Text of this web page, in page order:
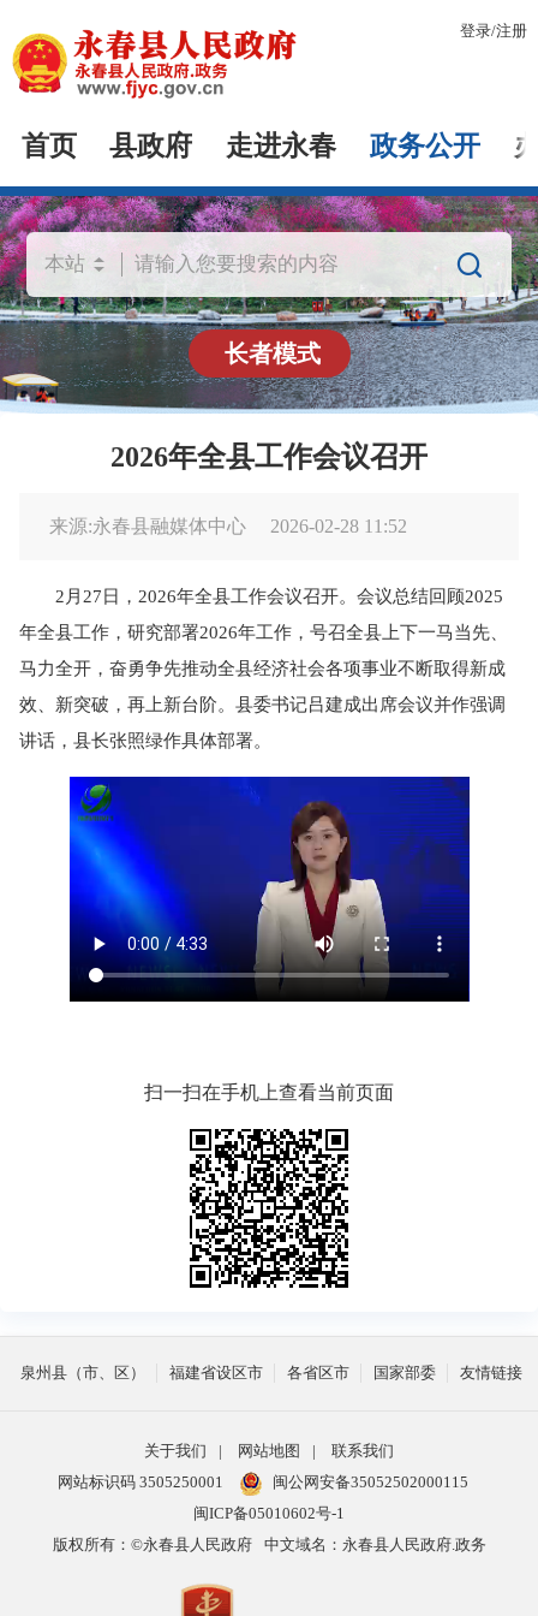
登录/注册
首页 县政府 走进永春 政务公开

长者模式
2026年全县工作会议召开
来源:永春县融媒体中心 2026-02-28 11:52
2月27日，2026年全县工作会议召开。会议总结回顾2025
年全县工作，研究部署2026年工作，号召全县上下一马当先、
马力全开，奋勇争先推动全县经济社会各项事业不断取得新成
效、新突破，再上新台阶。县委书记吕建成出席会议并作强调
讲话，县长张照绿作具体部署。
扫一扫在手机上查看当前页面
泉州县（市、区） 福建省设区市 各省区市 国家部委 友情链接
关于我们 | 网站地图 |
联系我们
网站标识码 3505250001
闽公网安备35052502000115
闽ICP备05010602号-1
版权所有：©永春县人民政府
中文域名：永春县人民政府.政务